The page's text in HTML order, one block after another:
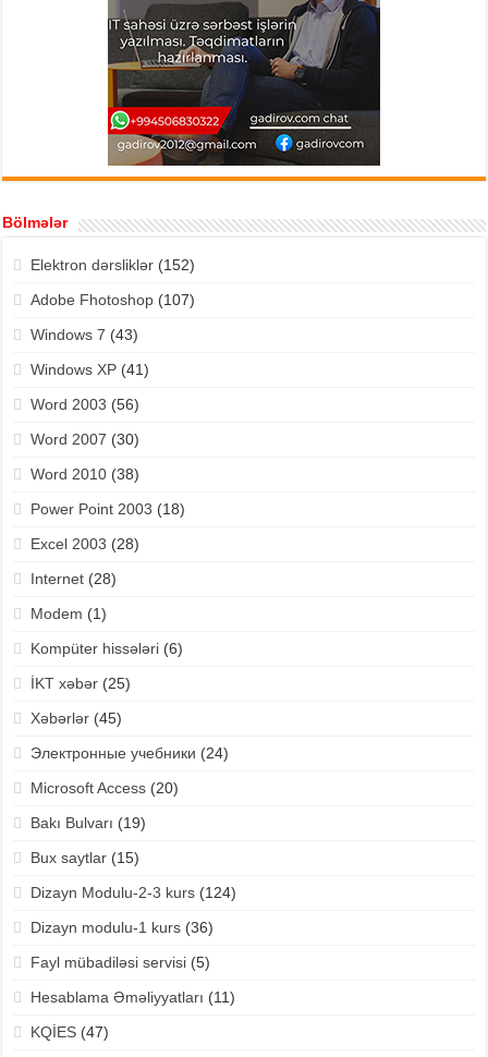
Bölmələr
Elektron dərsliklər(152)
Adobe Fhotoshop(107)
Windows 7 (43)
Windows XP(41)
Word 2003 (56)
Word 2007 (30)
Word 2010(38)
Power Point 2003 (18)
Excel 2003 (28)
Internet(28)
Modem (1)
Kompüter hissələri(6)
İKT xəbər(25)
Xəbərlər(45)
Электронные учебники (24)
Microsoft Access(20)
Bakı Bulvarı (19)
Bux saytlar(15)
Dizayn Modulu-2-3 kurs(124)
Dizayn modulu-1 kurs(36)
Fayl mübadiləsi servisi(5)
Hesablama Əməliyyatları (11)
KQİES(47)